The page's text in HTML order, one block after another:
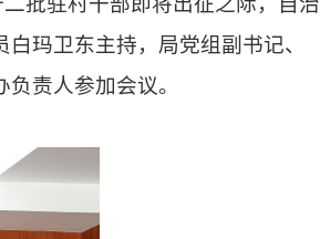
玛卫东主持，局党组副书记、
责人参加会议。